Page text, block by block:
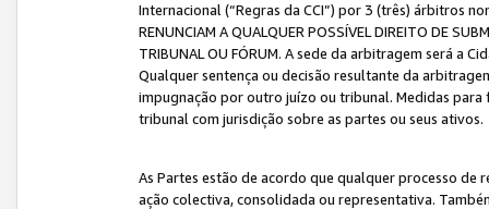
Internacional (“Regras da CCI”) por 3 (três) árbitros
RENUNCIAM A QUALQUER POSSÍVEL DIREITO DE
TRIBUNAL OU FÓRUM. A sede da arbitragem será a
Qualquer sentença ou decisão resultante da
impugnação por outro juízo ou tribunal. Medidas
tribunal com jurisdição sobre as partes ou seus ativos.
As Partes estão de acordo que qualquer processo
ação colectiva, consolidada ou representativa.